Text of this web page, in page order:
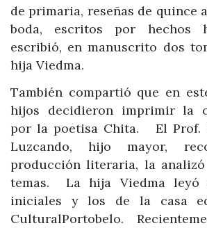
de primaria, reseñas de quince
boda, escritos por hechos
escribió, en manuscrito dos
hija Viedma.
También compartió que en
hijos decidieron imprimir la
por la poetisa Chita. El Prof.
Luzcando, hijo mayor,
producción literaria, la
temas. La hija Viedma leyó
iniciales y los de la casa
CulturalPortobelo.